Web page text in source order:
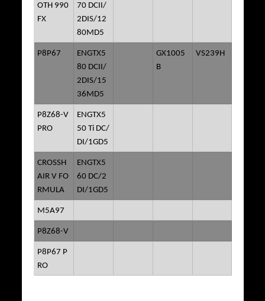
OTH 990
FX
70 DCII/
2DIS/12
80MD5
P8P67
ENGTX5
80 DCII/
2DIS/15
36MD5
GX1005
B
VS239H
P8Z68-V
PRO
ENGTX5
50 Ti DC/
DI/1GD5
CROSSH
AIR V FO
RMULA
ENGTX5
60 DC/2
DI/1GD5
M5A97
P8Z68-V
P8P67 P
RO